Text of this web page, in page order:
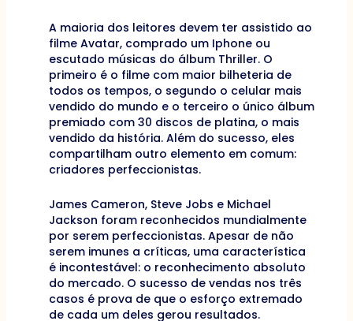
A maioria dos leitores devem ter assistido ao
filme Avatar, comprado um Iphone ou
escutado músicas do álbum Thriller. O
primeiro é o filme com maior bilheteria de
todos os tempos, o segundo o celular mais
vendido do mundo e o terceiro o único álbum
premiado com 30 discos de platina, o mais
vendido da história. Além do sucesso, eles
compartilham outro elemento em comum:
criadores perfeccionistas.
James Cameron, Steve Jobs e Michael
Jackson foram reconhecidos mundialmente
por serem perfeccionistas. Apesar de não
serem imunes a críticas, uma característica
é incontestável: o reconhecimento absoluto
do mercado. O sucesso de vendas nos três
casos é prova de que o esforço extremado
de cada um deles gerou resultados.